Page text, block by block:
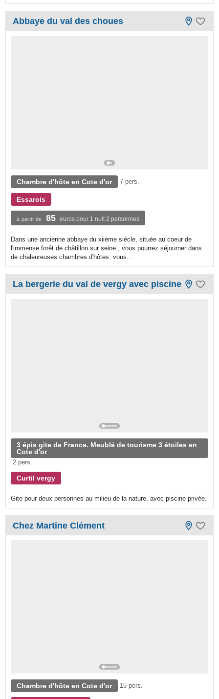
Abbaye du val des choues
Chambre d'hôte en Cote d'or 7 pers.
Essarois
à partir de 85 euros pour 1 nuit 2 personnes
Dans une ancienne abbaye du xiième siècle, située au coeur de
l'immense forêt de châtillon sur seine , vous pourrez séjourner dans
de chaleureuses chambres d'hôtes. vous...
La bergerie du val de vergy avec piscine
3 épis gite de France. Meublé de tourisme 3 étoiles en
Cote d'or
2 pers.
Curtil vergy
Gite pour deux personnes au milieu de la nature, avec piscine privée.
Chez Martine Clément
Chambre d'hôte en Cote d'or 15 pers.